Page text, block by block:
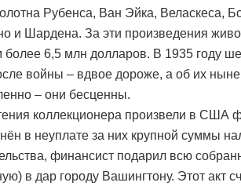
Рубенса, Ван Эйка, Веласкеса,
и Шардена. За эти произведения
более 6,5 млн долларов. В 1935 году
войны – вдвое дороже, а об их
– они бесценны.
коллекционера произвели в США
в неуплате за них крупной суммы
финансист подарил всю
в дар городу Вашингтону. Этот акт